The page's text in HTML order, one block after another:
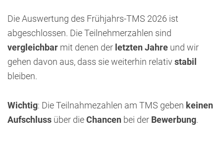
Die Auswertung des Frühjahrs-TMS 2026 ist
abgeschlossen. Die Teilnehmerzahlen sind
vergleichbar mit denen der letztenJahre und wir
gehen davon aus, dass sie weiterhin relativstabil
bleiben.
Wichtig: Die Teilnahmezahlen am TMS geben keinen
Aufschluss über dieChancen bei der Bewerbung.